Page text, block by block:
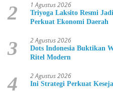
2 1 Agustus 2026
Triyoga Laksito Resmi
Perkuat Ekonomi Daerah
3 2 Agustus 2026
Dots Indonesia Buktikan
Ritel Modern
4 2 Agustus 2026
Ini Strategi Perkuat